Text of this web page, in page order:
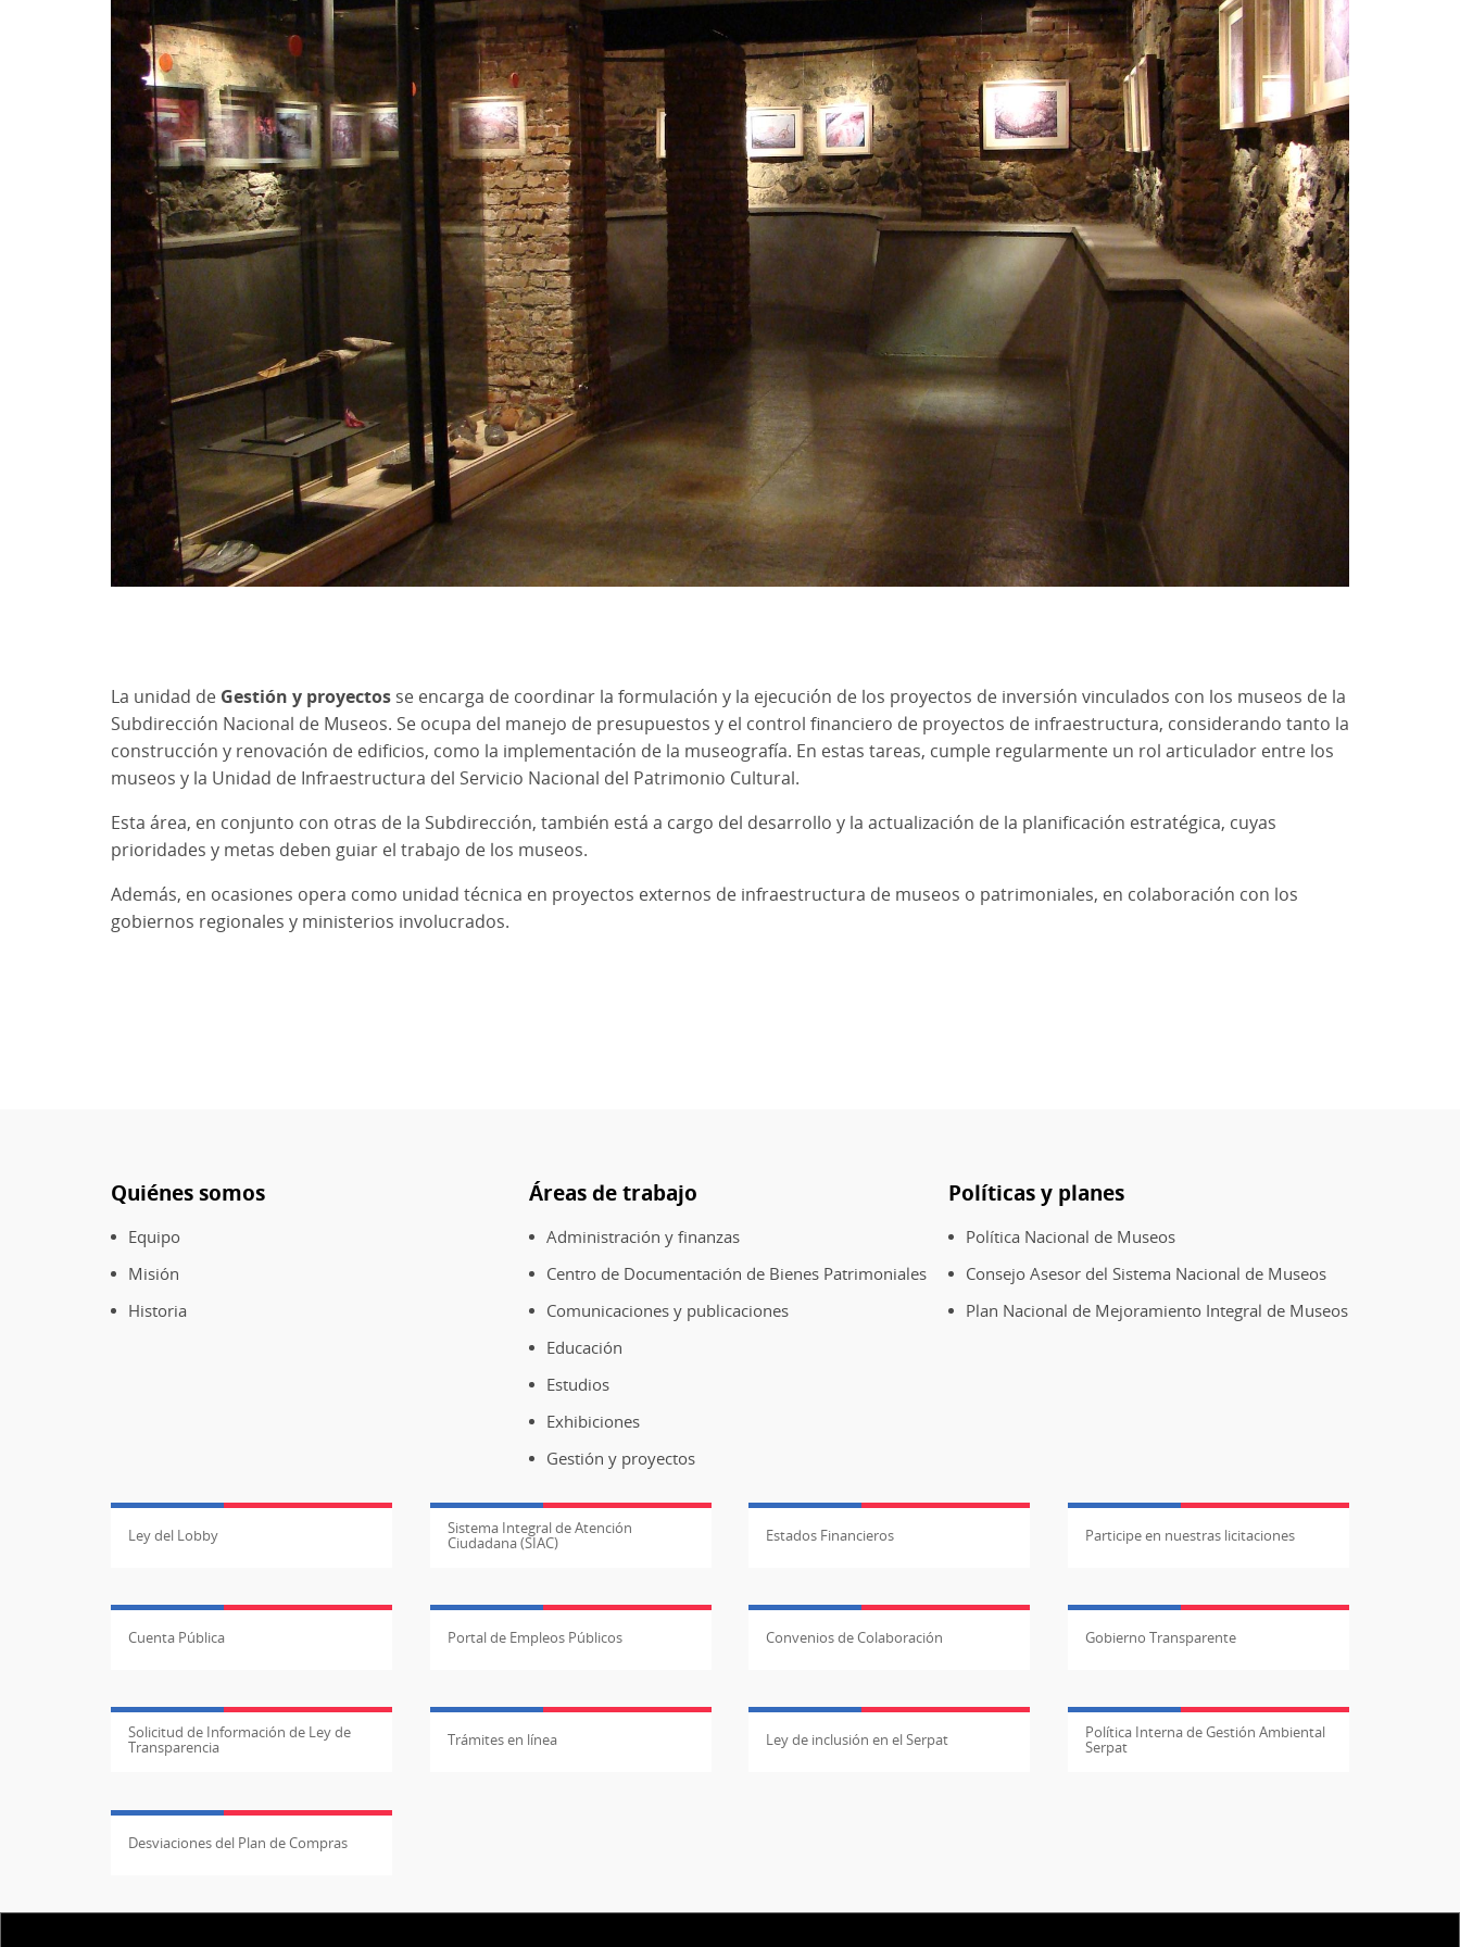
La unidad de Gestión y proyectos se encarga de coordinar la formulación y la ejecución de los proyectos de inversión vinculados con los museos de la
Subdirección Nacional de Museos. Se ocupa del manejo de presupuestos y el control financiero de proyectos de infraestructura, considerando tanto la
construcción y renovación de edificios, como la implementación de la museografía. En estas tareas, cumple regularmente un rol articulador entre los
museos y la Unidad de Infraestructura del Servicio Nacional del Patrimonio Cultural.
Esta área, en conjunto con otras de la Subdirección, también está a cargo del desarrollo y la actualización de la planificación estratégica, cuyas
prioridades y metas deben guiar el trabajo de los museos.
Además, en ocasiones opera como unidad técnica en proyectos externos de infraestructura de museos o patrimoniales, en colaboración con los
gobiernos regionales y ministerios involucrados.
Quiénes somos
Equipo
Misión
Historia
Áreas de trabajo
Administración y finanzas
Centro de Documentación de Bienes Patrimoniales
Comunicaciones y publicaciones
Educación
Estudios
Exhibiciones
Gestión y proyectos
Políticas y planes
Política Nacional de Museos
Consejo Asesor del Sistema Nacional de Museos
Plan Nacional de Mejoramiento Integral de Museos
Ley del Lobby Sistema Integral de Atención
Ciudadana (SIAC) Estados Financieros Participe en nuestras licitaciones
Cuenta Pública Portal de Empleos Públicos Convenios de Colaboración Gobierno Transparente
Solicitud de Información de Ley de
Transparencia Trámites en línea Ley de inclusión en el Serpat Política Interna de Gestión Ambiental
Serpat
Desviaciones del Plan de Compras